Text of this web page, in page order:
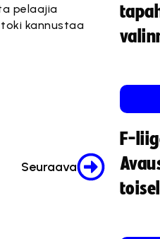
pelaajia
kannustaa
Seuraava
F-